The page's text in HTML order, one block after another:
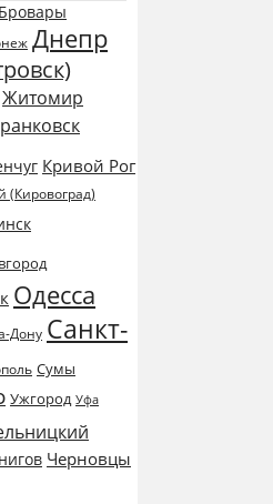
Бровары
Днепр
Житомир
Кривой Рог
(Кировоград)
Одесса
Дону Санкт-
Сумы
Ужгород Уфа
Черновцы